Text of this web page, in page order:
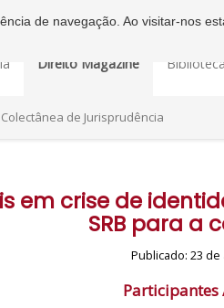
Direito Magazine Biblioteca
Colectânea de Jurisprudência
em crise de
SRB para a
Publicado: 23 de
Participantes
de navegação. Ao visitar-nos